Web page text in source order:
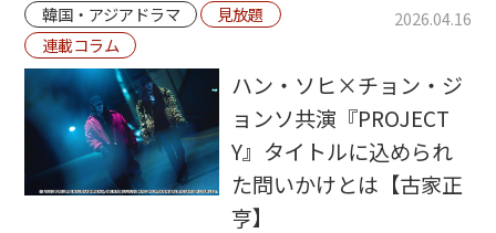
韓国・アジアドラマ
見放題
連載コラム
2026.04.16
ハン・ソヒ×チョン・ジ
ョンソ共演『PROJECT
Y』タイトルに込められ
た問いかけとは【古家正
亨】